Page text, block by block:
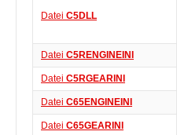
Datei C5DLL
Datei C5RENGINEINI
Datei C5RGEARINI
Datei C65ENGINEINI
Datei C65GEARINI